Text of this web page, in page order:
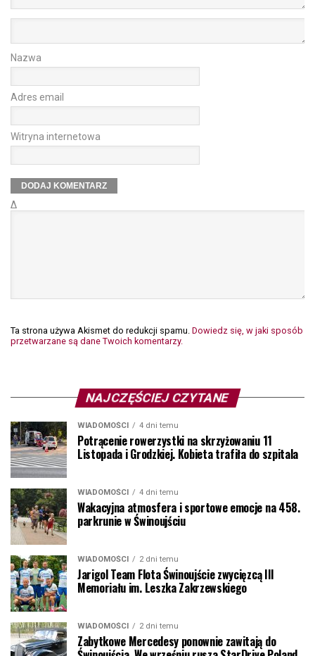
Nazwa
Adres email
Witryna internetowa
Δ
Ta strona używa Akismet do redukcji spamu. Dowiedz się, w jaki sposób
przetwarzane są dane Twoich komentarzy.
NAJCZĘŚCIEJ CZYTANE
WIADOMOŚCI 4 dni temu
Potrącenie rowerzystki na skrzyżowaniu 11
Listopada i Grodzkiej. Kobieta trafiła do szpitala
WIADOMOŚCI 4 dni temu
Wakacyjna atmosfera i sportowe emocje na 458.
parkrunie w Świnoujściu
WIADOMOŚCI 2 dni temu
Jarigol Team Flota Świnoujście zwycięzcą III
Memoriału im. Leszka Zakrzewskiego
WIADOMOŚCI 2 dni temu
Zabytkowe Mercedesy ponownie zawitają do